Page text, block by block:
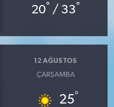
20° / 33°
12 AĞUSTOS
ÇARŞAMBA
25°